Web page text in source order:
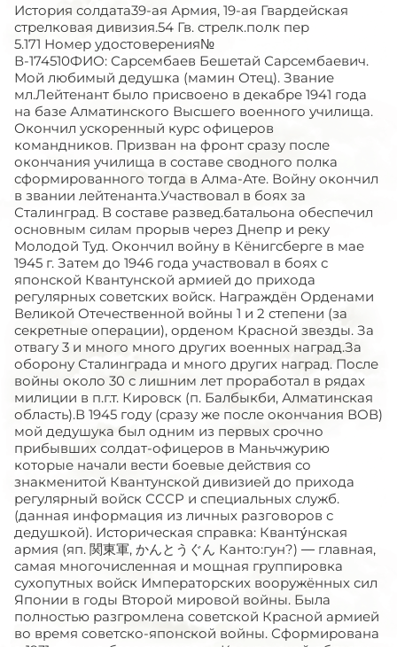
История солдата39-ая Армия, 19-ая Гвардейская
стрелковая дивизия.54 Гв. стрелк.полк пер
5.171 Номер удостоверения№
В-174510ФИО: Сарсембаев Бешетай Сарсембаевич.
Мой любимый дедушка (мамин Отец). Звание
мл.Лейтенант было присвоено в декабре 1941 года
на базе Алматинского Высшего военного училища.
Окончил ускоренный курс офицеров
командников. Призван на фронт сразу после
окончания училища в составе сводного полка
сформированного тогда в Алма-Ате. Войну окончил
в звании лейтенанта.Участвовал в боях за
Сталинград. В составе развед.батальона обеспечил
основным силам прорыв через Днепр и реку
Молодой Туд. Окончил войну в Кёнигсберге в мае
1945 г. Затем до 1946 года участвовал в боях с
японской Квантунской армией до прихода
регулярных советских войск. Награждён Орденами
Великой Отечественной войны 1 и 2 степени (за
секретные операции), орденом Красной звезды. За
отвагу 3 и много много других военных наград.За
оборону Сталинграда и много других наград. После
войны около 30 с лишним лет проработал в рядах
милиции в п.г.т. Кировск (п. Балбыкби, Алматинская
область).В 1945 году (сразу же после окончания ВОВ)
мой дедушука был одним из первых срочно
прибывших солдат-офицеров в Маньчжурию
которые начали вести боевые действия со
знакменитой Квантунской дивизией до прихода
регулярный войск СССР и специальных служб.
(данная информация из личных разговоров с
дедушкой). Историческая справка: Кванту́нская
армия (яп. 関東軍, かんとうぐん Канто:гун?) — главная,
самая многочисленная и мощная группировка
сухопутных войск Императорских вооружённых сил
Японии в годы Второй мировой войны. Была
полностью разгромлена советской Красной армией
во время советско-японской войны. Сформирована